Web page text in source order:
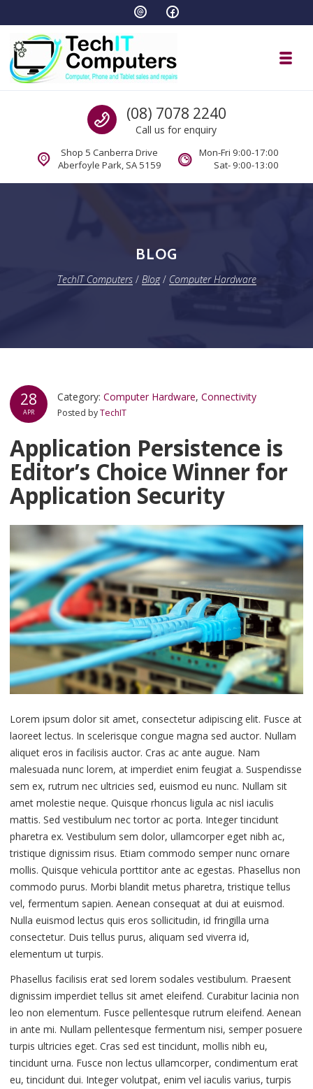
Call us
(08) 7078 2240
Call us for enquiry
Shop 5 Canberra Drive
Aberfoyle Park, SA 5159
Mon-Fri 9:00-17:00
Sat- 9:00-13:00
BLOG
TechIT Computers/ Blog/ Computer Hardware
28
APR
Category:Computer Hardware,Connectivity
Posted byTechIT
Application Persistence is
Editor’s Choice Winner for
Application Security
Lorem ipsum dolor sit amet, consectetur adipiscing elit. Fusce at
laoreet lectus. In scelerisque congue magna sed auctor. Nullam
aliquet eros in facilisis auctor. Cras ac ante augue. Nam
malesuada nunc lorem, at imperdiet enim feugiat a. Suspendisse
sem ex, rutrum nec ultricies sed, euismod eu nunc. Nullam sit
amet molestie neque. Quisque rhoncus ligula ac nisl iaculis
mattis. Sed vestibulum nec tortor ac porta. Integer tincidunt
pharetra ex. Vestibulum sem dolor, ullamcorper eget nibh ac,
tristique dignissim risus. Etiam commodo semper nunc ornare
mollis. Quisque vehicula porttitor ante ac egestas. Phasellus non
commodo purus. Morbi blandit metus pharetra, tristique tellus
vel, fermentum sapien. Aenean consequat at dui at euismod.
Nulla euismod lectus quis eros sollicitudin, id fringilla urna
consectetur. Duis tellus purus, aliquam sed viverra id,
elementum ut turpis.
Phasellus facilisis erat sed lorem sodales vestibulum. Praesent
dignissim imperdiet tellus sit amet eleifend. Curabitur lacinia non
leo non elementum. Fusce pellentesque rutrum eleifend. Aenean
in ante mi. Nullam pellentesque fermentum nisi, semper posuere
turpis ultricies eget. Cras sed est tincidunt, mollis nibh eu,
tincidunt urna. Fusce non lectus ullamcorper, condimentum erat
eu, tincidunt dui. Integer volutpat, enim vel iaculis varius, turpis